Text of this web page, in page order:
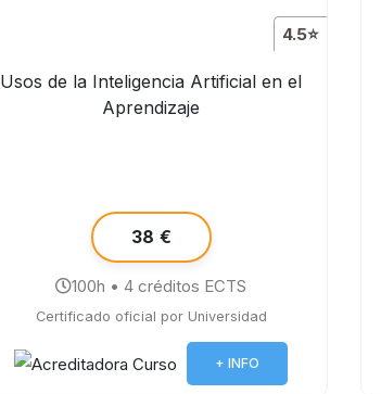
4.5⭐
Usos de la Inteligencia Artificial en el
Aprendizaje
38 €
100h • 4 créditos ECTS
Certificado oficial por Universidad
+ INFO